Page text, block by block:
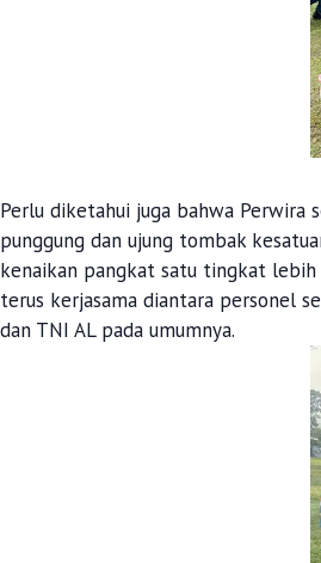
Perlu diketahui juga bahwa Perwira
punggung dan ujung tombak
kenaikan pangkat satu tingkat lebih
terus kerjasama diantara personel
dan TNI AL pada umumnya.